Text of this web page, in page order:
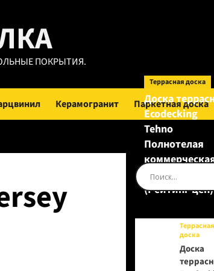
ПОКРЫТИЯ.
Керамогранит Паркетная доска
Террасная доска
Доска
Ecodecking
Tehno
Полнотелая
Шоколад
(Рейтинг цен)
Террасная
доска
Доска